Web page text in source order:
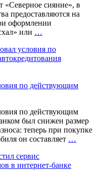
«Северное сияние», в
предоставляются на
оформлении
или …
по действующим
по действующим
был снижен размер
теперь при покупке
он составляет …